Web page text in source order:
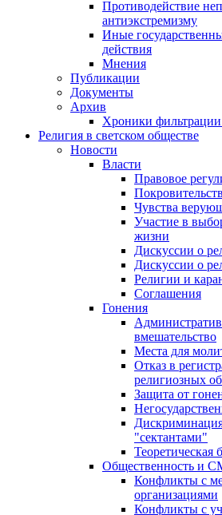
Противодействие
антиэкстремизму
Иные
действия
Мнения
Публикации
Документы
Архив
Хроники фильтрации
Религия в светском обществе
Новости
Власти
Правовое
Чувства
Участие в
жизни
Дискуссии о
Дискуссии о
Религии и
Соглашения
Гонения
вмешательство
Места для
Отказ в
религиозных
Защита от
"сектантами"
Теоретическая
Общественность и
Конфликты с
организациями
Конфликты с